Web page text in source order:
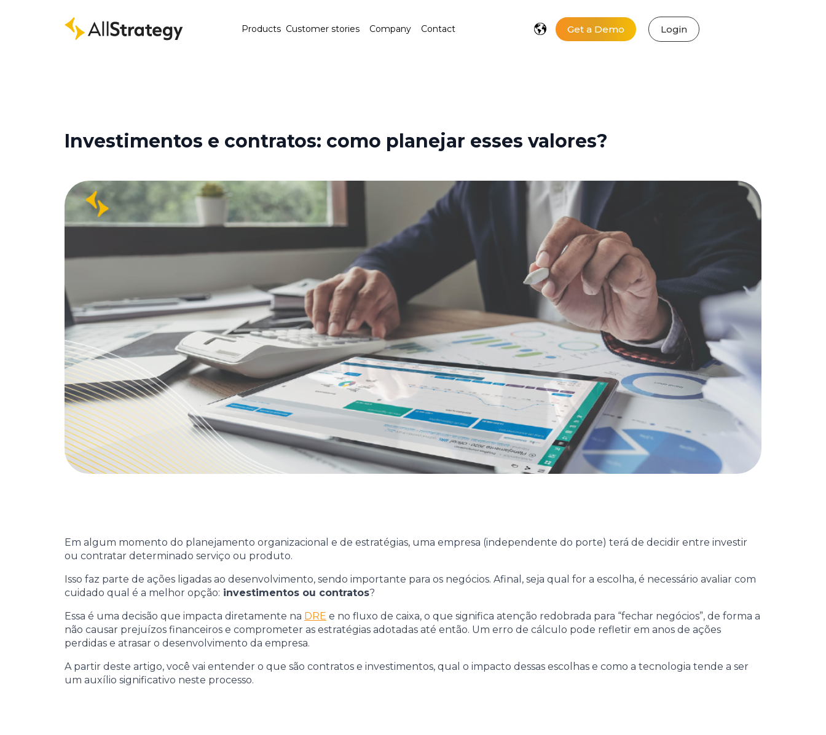
Products Customer stories Company Contact Get a Demo Login
Investimentos e contratos: como planejar esses valores?
Em algum momento do planejamento organizacional e de estratégias, uma empresa (independente do porte) terá de decidir entre investir
ou contratar determinado serviço ou produto.
Isso faz parte de ações ligadas ao desenvolvimento, sendo importante para os negócios. Afinal, seja qual for a escolha, é necessário avaliar com
cuidado qual é a melhor opção: investimentos ou contratos?
Essa é uma decisão que impacta diretamente na DRE e no fluxo de caixa, o que significa atenção redobrada para “fechar negócios”, de forma a
não causar prejuízos financeiros e comprometer as estratégias adotadas até então. Um erro de cálculo pode refletir em anos de ações
perdidas e atrasar o desenvolvimento da empresa.
A partir deste artigo, você vai entender o que são contratos e investimentos, qual o impacto dessas escolhas e como a tecnologia tende a ser
um auxílio significativo neste processo.